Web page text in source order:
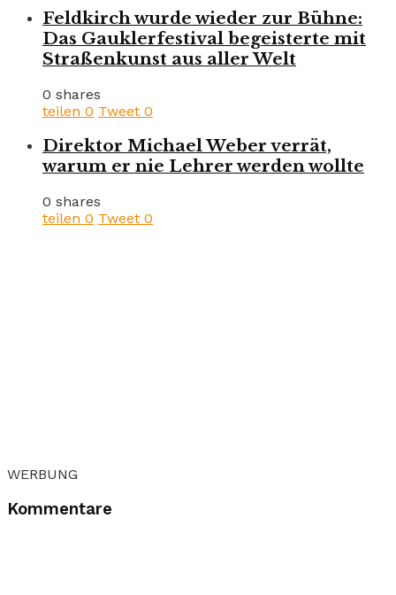
Feldkirch wurde wieder zur Bühne:
Das Gauklerfestival begeisterte mit
Straßenkunst aus aller Welt
0 shares
teilen 0 Tweet 0
Direktor Michael Weber verrät,
warum er nie Lehrer werden wollte
0 shares
teilen 0 Tweet 0
WERBUNG
Kommentare